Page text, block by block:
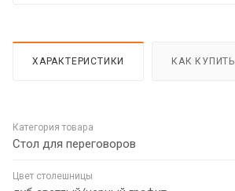
ХАРАКТЕРИСТИКИ КАК КУПИТЬ
Категория товара
Стол для переговоров
Цвет столешницы